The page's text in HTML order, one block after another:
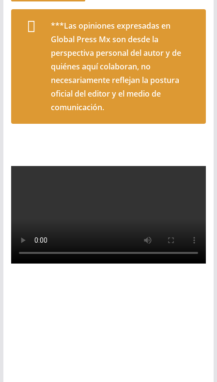
***Las opiniones expresadas en
Global Press Mx son desde la
perspectiva personal del autor y de
quiénes aquí colaboran, no
necesariamente reflejan la postura
oficial del editor y el medio de
comunicación.